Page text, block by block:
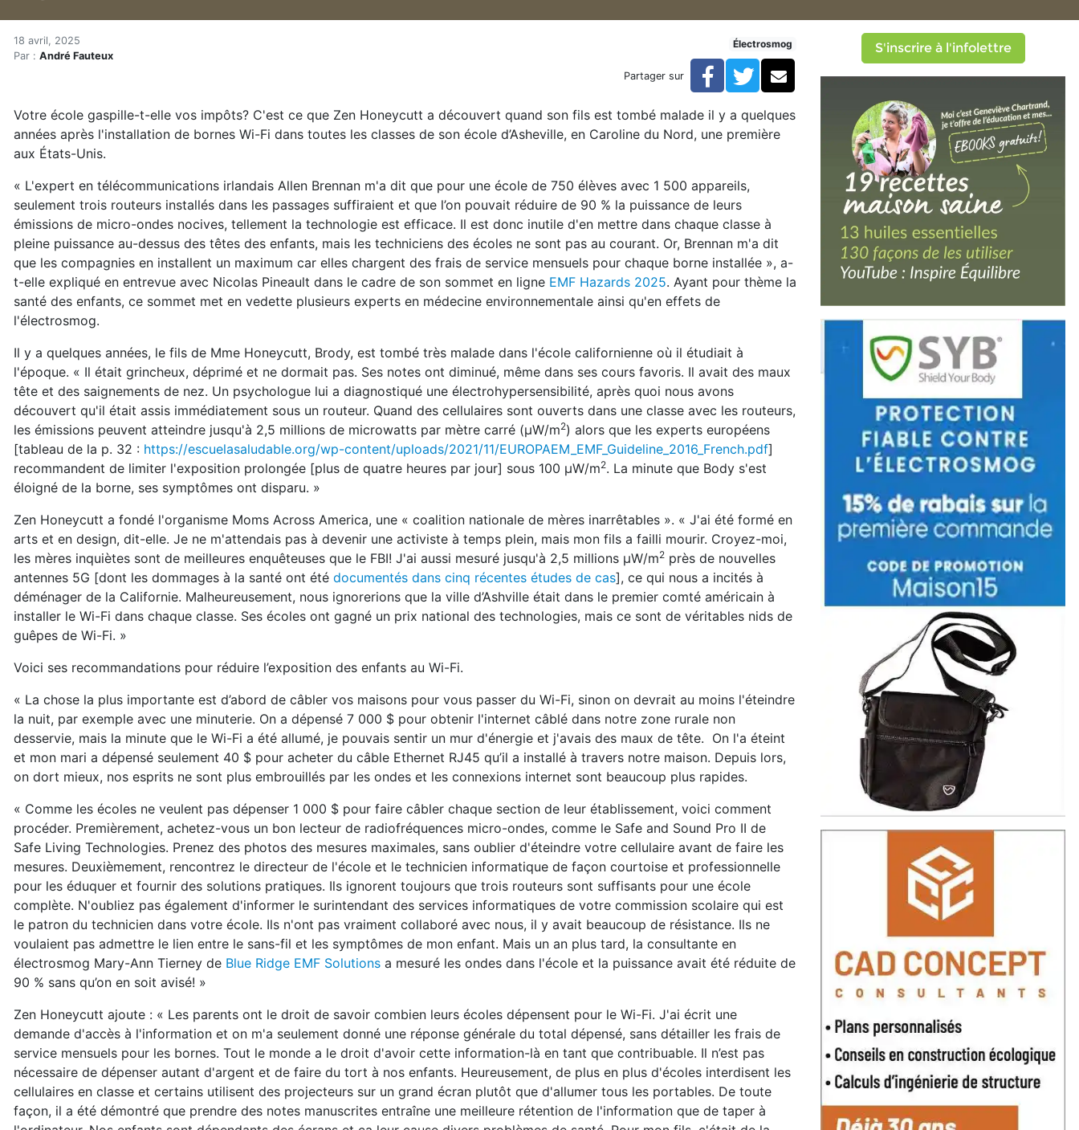
Accueil
Articles
Les écoles dépensent une fortune pour surexposer inutilement les enfants au
18 avril, 2025
Par : André Fauteux
Électrosmog
Partager sur Facebook
TwitterCourriel
Votre école gaspille-t-elle vos impôts? C'est ce que Zen Honeycutt a découvert quand son fils est tombé malade il y a quelques
années après l'installation de bornes Wi-Fi dans toutes les classes de son école d’Asheville, en Caroline du Nord, une première
aux États-Unis.
« L'expert en télécommunications irlandais Allen Brennan m'a dit que pour une école de 750 élèves avec 1 500 appareils,
seulement trois routeurs installés dans les passages suffiraient et que l’on pouvait réduire de 90 % la puissance de leurs
émissions de micro-ondes nocives, tellement la technologie est efficace. Il est donc inutile d'en mettre dans chaque classe à
pleine puissance au-dessus des têtes des enfants, mais les techniciens des écoles ne sont pas au courant. Or, Brennan m'a dit
que les compagnies en installent un maximum car elles chargent des frais de service mensuels pour chaque borne installée », a-
t-elle expliqué en entrevue avec Nicolas Pineault dans le cadre de son sommet en ligne EMF Hazards 2025. Ayant pour thème la
santé des enfants, ce sommet met en vedette plusieurs experts en médecine environnementale ainsi qu'en effets de
l'électrosmog.
Il y a quelques années, le fils de Mme Honeycutt, Brody, est tombé très malade dans l'école californienne où il étudiait à
l'époque. « Il était grincheux, déprimé et ne dormait pas. Ses notes ont diminué, même dans ses cours favoris. Il avait des maux
tête et des saignements de nez. Un psychologue lui a diagnostiqué une électrohypersensibilité, après quoi nous avons
découvert qu'il était assis immédiatement sous un routeur. Quand des cellulaires sont ouverts dans une classe avec les routeurs,
les émissions peuvent atteindre jusqu'à 2,5 millions de microwatts par mètre carré (μW/m2) alors que les experts européens
[tableau de la p. 32 : https://escuelasaludable.org/wp-content/uploads/2021/11/EUROPAEM_EMF_Guideline_2016_French.pdf]
recommandent de limiter l'exposition prolongée [plus de quatre heures par jour] sous 100 μW/m2. La minute que Body s'est
éloigné de la borne, ses symptômes ont disparu. »
Zen Honeycutt a fondé l'organisme Moms Across America, une « coalition nationale de mères inarrêtables ». « J'ai été formé en
arts et en design, dit-elle. Je ne m'attendais pas à devenir une activiste à temps plein, mais mon fils a failli mourir. Croyez-moi,
les mères inquiètes sont de meilleures enquêteuses que le FBI! J'ai aussi mesuré jusqu'à 2,5 millions μW/m2 près de nouvelles
antennes 5G [dont les dommages à la santé ont été documentés dans cinq récentes études de cas], ce qui nous a incités à
déménager de la Californie. Malheureusement, nous ignorerions que la ville d’Ashville était dans le premier comté américain à
installer le Wi-Fi dans chaque classe. Ses écoles ont gagné un prix national des technologies, mais ce sont de véritables nids de
guêpes de Wi-Fi. »
Voici ses recommandations pour réduire l’exposition des enfants au Wi-Fi.
« La chose la plus importante est d’abord de câbler vos maisons pour vous passer du Wi-Fi, sinon on devrait au moins l'éteindre
la nuit, par exemple avec une minuterie. On a dépensé 7 000 $ pour obtenir l'internet câblé dans notre zone rurale non
desservie, mais la minute que le Wi-Fi a été allumé, je pouvais sentir un mur d'énergie et j'avais des maux de tête. On l'a éteint
et mon mari a dépensé seulement 40 $ pour acheter du câble Ethernet RJ45 qu’il a installé à travers notre maison. Depuis lors,
on dort mieux, nos esprits ne sont plus embrouillés par les ondes et les connexions internet sont beaucoup plus rapides.
« Comme les écoles ne veulent pas dépenser 1 000 $ pour faire câbler chaque section de leur établissement, voici comment
procéder. Premièrement, achetez-vous un bon lecteur de radiofréquences micro-ondes, comme le Safe and Sound Pro II de
Safe Living Technologies. Prenez des photos des mesures maximales, sans oublier d'éteindre votre cellulaire avant de faire les
mesures. Deuxièmement, rencontrez le directeur de l'école et le technicien informatique de façon courtoise et professionnelle
pour les éduquer et fournir des solutions pratiques. Ils ignorent toujours que trois routeurs sont suffisants pour une école
complète. N'oubliez pas également d'informer le surintendant des services informatiques de votre commission scolaire qui est
le patron du technicien dans votre école. Ils n'ont pas vraiment collaboré avec nous, il y avait beaucoup de résistance. Ils ne
voulaient pas admettre le lien entre le sans-fil et les symptômes de mon enfant. Mais un an plus tard, la consultante en
électrosmog Mary-Ann Tierney de Blue Ridge EMF Solutions a mesuré les ondes dans l'école et la puissance avait été réduite de
90 % sans qu’on en soit avisé! »
Zen Honeycutt ajoute : « Les parents ont le droit de savoir combien leurs écoles dépensent pour le Wi-Fi. J'ai écrit une
demande d'accès à l'information et on m'a seulement donné une réponse générale du total dépensé, sans détailler les frais de
service mensuels pour les bornes. Tout le monde a le droit d'avoir cette information-là en tant que contribuable. Il n’est pas
nécessaire de dépenser autant d'argent et de faire du tort à nos enfants. Heureusement, de plus en plus d'écoles interdisent les
cellulaires en classe et certains utilisent des projecteurs sur un grand écran plutôt que d'allumer tous les portables. De toute
façon, il a été démontré que prendre des notes manuscrites entraîne une meilleure rétention de l'information que de taper à
S'inscrire à l'infolettre